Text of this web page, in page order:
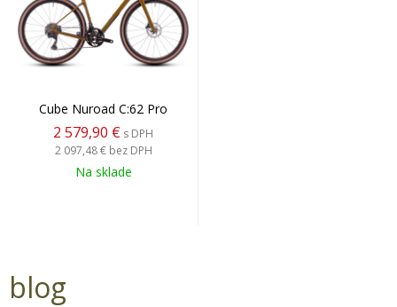
Cube Nuroad C:62 Pro
2 579,90 € s DPH
2 097,48 € bez DPH
Na sklade
blog